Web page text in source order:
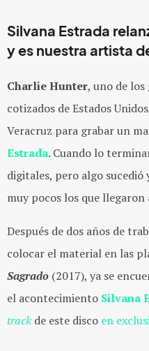
Silvana Estrada
y es nuestra artista
Charlie Hunter, uno de
cotizados de Estados
Veracruz para grabar un
Estrada. Cuando lo
digitales, pero algo sucedió
muy pocos los que llegaron
Después de dos años de
colocar el material en las
Sagrado (2017), ya se
el acontecimiento Silvana
track de este disco en